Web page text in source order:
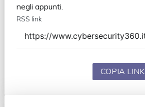
negli appunti.
RSS link
COPIA LINK